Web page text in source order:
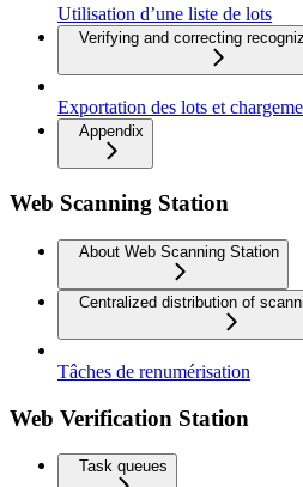
Utilisation d’une liste de lots
Verifying and correcting
Exportation des lots et
Appendix
Web Scanning Station
About Web Scanning Station
Centralized distribution of
Tâches de renumérisation
Web Verification Station
Task queues